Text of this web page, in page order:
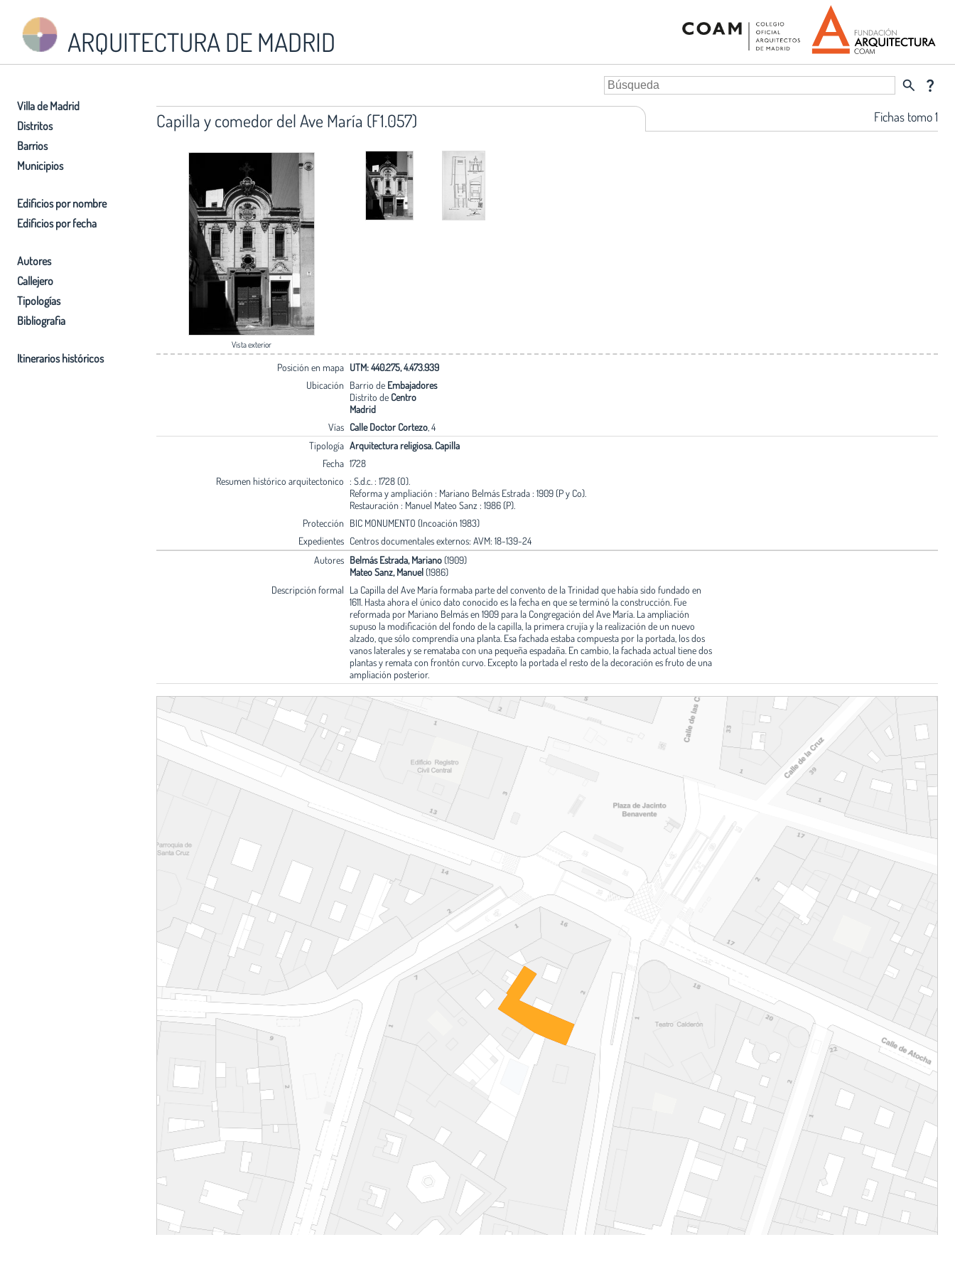
ARQUITECTURA DE MADRID
Villa de Madrid
Distritos
Barrios
Municipios
Edificios por nombre
Edificios por fecha
Autores
Callejero
Tipologías
Bibliografia
Itinerarios históricos
search question_mark
Capilla y comedor del Ave María (F1.057) Fichas tomo 1
Vista exterior
Posición en mapa UTM: 440.275, 4.473.939
Ubicación Barrio de Embajadores
Distrito de Centro
Madrid
Vías Calle Doctor Cortezo , 4
Tipología Arquitectura religiosa. Capilla
Fecha 1728
Resumen histórico arquitectonico : S.d.c. : 1728 (O).
Reforma y ampliación : Mariano Belmás Estrada : 1909 (P y Co).
Restauración : Manuel Mateo Sanz : 1986 (P).
Protección BIC MONUMENTO (Incoación 1983)
Expedientes Centros documentales externos: AVM: 18-139-24
Autores Belmás Estrada, Mariano(1909)
Mateo Sanz, Manuel(1986)
Descripción formal La Capilla del Ave María formaba parte del convento de la Trinidad que había sido fundado en
1611. Hasta ahora el único dato conocido es la fecha en que se terminó la construcción. Fue
reformada por Mariano Belmás en 1909 para la Congregación del Ave María. La ampliación
supuso la modificación del fondo de la capilla, la primera crujía y la realización de un nuevo
alzado, que sólo comprendía una planta. Esa fachada estaba compuesta por la portada, los dos
vanos laterales y se remataba con una pequeña espadaña. En cambio, la fachada actual tiene dos
plantas y remata con frontón curvo. Excepto la portada el resto de la decoración es fruto de una
ampliación posterior.